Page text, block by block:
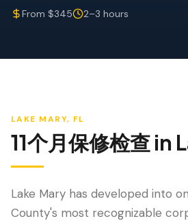
无人机检查
From $345 2–3 hours
LAKE MARY, FL
11个月保修检查in
Lake Mary has developed into
County's most recognizable